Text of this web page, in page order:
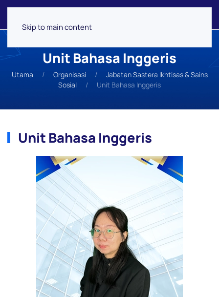
Skip to main content
Unit Bahasa Inggeris
Utama Organisasi
Jabatan Sastera Ikhtisas & Sains
Sosial
Unit Bahasa Inggeris
Unit Bahasa Inggeris